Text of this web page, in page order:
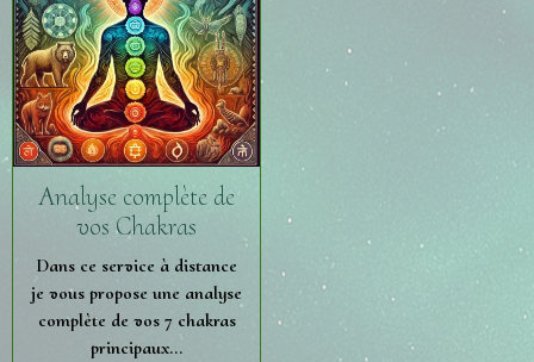
Analyse complète de
vos Chakras
Dans ce service à distance
je vous propose une analyse
complète de vos 7 chakras
principaux...